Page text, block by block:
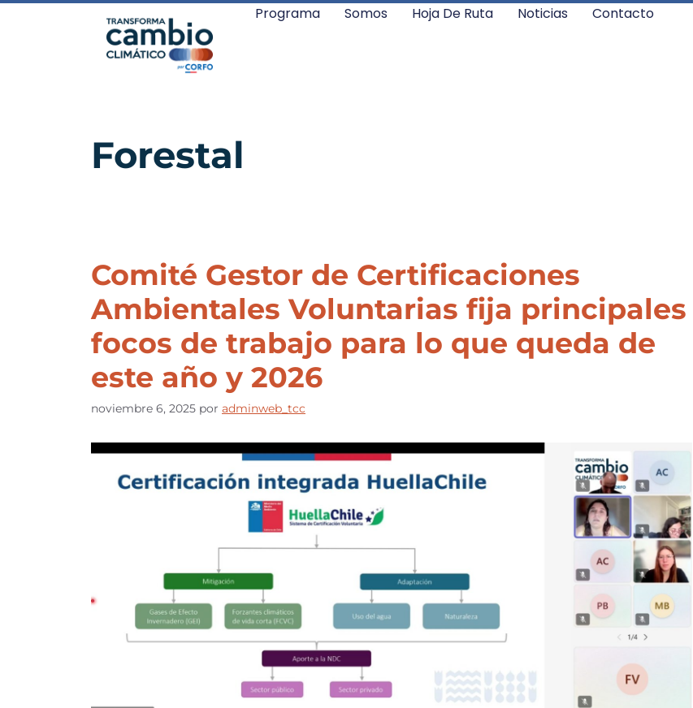
Programa Somos Hoja De Ruta Noticias Contacto
Forestal
Comité Gestor de Certificaciones
Ambientales Voluntarias fija principales
focos de trabajo para lo que queda de
este año y 2026
noviembre 6, 2025 por adminweb_tcc